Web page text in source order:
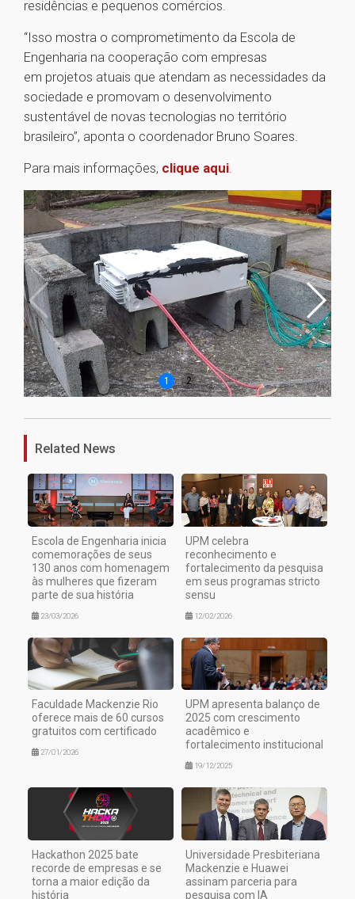
residências e pequenos comércios.
“Isso mostra o comprometimento da Escola de
Engenharia na cooperação com empresas
em projetos atuais que atendam as necessidades da
sociedade e promovam o desenvolvimento
sustentável de novas tecnologias no território
brasileiro”, aponta o coordenador Bruno Soares.
Para mais informações, clique aqui.
1 2
Related News
Escola de Engenharia inicia
comemorações de seus
130 anos com homenagem
às mulheres que fizeram
parte de sua história
23/03/2026
UPM celebra
reconhecimento e
fortalecimento da pesquisa
em seus programas stricto
sensu
12/02/2026
Faculdade Mackenzie Rio
oferece mais de 60 cursos
gratuitos com certificado
27/01/2026
UPM apresenta balanço de
2025 com crescimento
acadêmico e
fortalecimento institucional
19/12/2025
Hackathon 2025 bate
recorde de empresas e se
torna a maior edição da
história
Universidade Presbiteriana
Mackenzie e Huawei
assinam parceria para
pesquisa com IA